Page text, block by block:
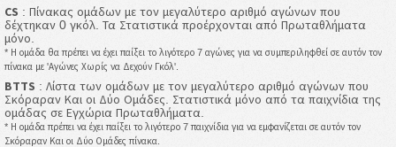
CS : Πίνακας ομάδων με τον μεγαλύτερο αριθμό αγώνων που
δέχτηκαν 0 γκόλ. Τα Στατιστικά προέρχονται από Πρωταθλήματα
μόνο.
* Η ομάδα θα πρέπει να έχει παίξει το λιγότερο 7 αγώνες για να συμπεριληφθεί σε αυτόν τον
πίνακα με 'Αγώνες Χωρίς να Δεχούν Γκόλ'.
BTTS : Λίστα των ομάδων με τον μεγαλύτερο αριθμό αγώνων που
Σκόραραν Και οι Δύο Ομάδες. Στατιστικά μόνο από τα παιχνίδια της
ομάδας σε Εγχώρια Πρωταθλήματα.
* Η ομάδα πρέπει να έχει παίξει το λιγότερο 7 παιχνίδια για να εμφανίζεται σε αυτόν τον
Σκόραραν Και οι Δύο Ομάδες πίνακα.